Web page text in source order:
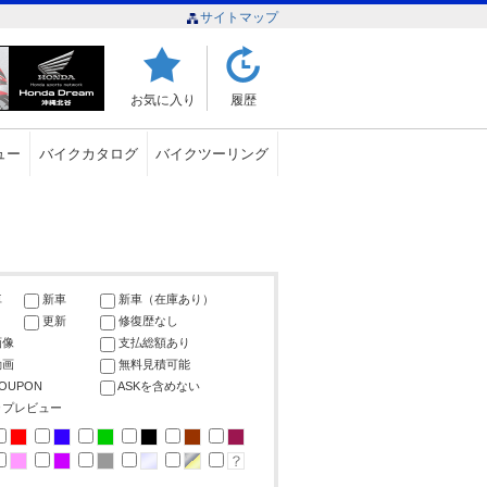
サイトマップ
お気に入り 履歴
ー バイクカタログ バイクツーリング
新車
新車（在庫あり）
更新
修復歴なし
支払総額あり
画
無料見積可能
ASKを含めない
プレビュー